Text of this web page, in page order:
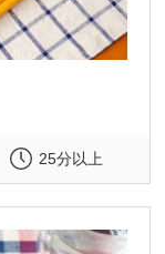
25分以上